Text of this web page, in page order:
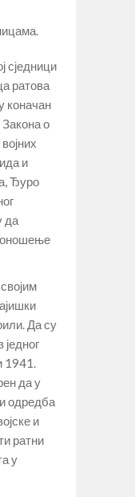
сједници
ратова
коначан
о
и
Ђуро
да
Да су
једног
1941.
да у
одредба
и
ратни
у